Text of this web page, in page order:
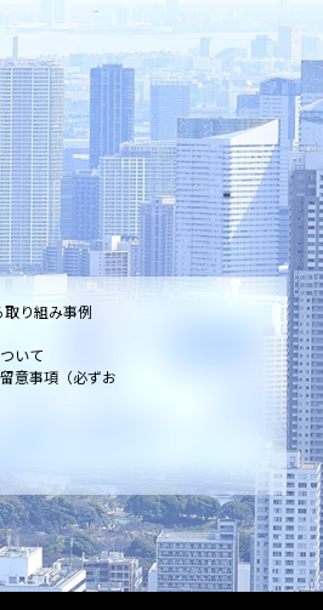
取り組み事例
いて
意事項（必ずお